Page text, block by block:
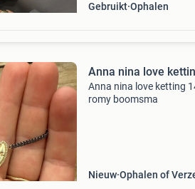
Gebruikt Ophalen
Anna nina love
Anna nina love ketting
romy boomsma
Nieuw Ophalen of